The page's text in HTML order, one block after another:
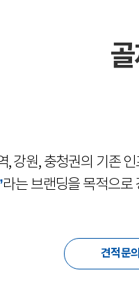
, 강원, 충청권의 기존
라는 브랜딩을 목적으로
견적문